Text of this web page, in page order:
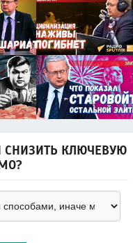
КЛЮЧЕВУЮ